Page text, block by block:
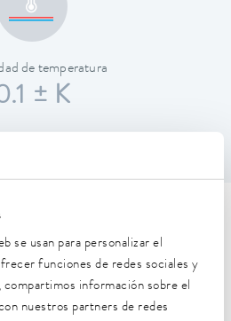
se usan para personalizar el
funciones de redes sociales y
información sobre el
nuestros partners de redes
de temperatura
± K
técnicas (según
trabajo